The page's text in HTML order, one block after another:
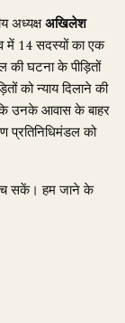
अध्यक्षअखिलेश
14 सदस्यों का एक
की घटना के पीड़ितों
को न्याय दिलाने की
उनके आवास के बाहर
प्रतिनिधिमंडल को
सकें। हम जाने के